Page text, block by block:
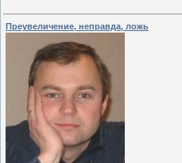
Преувеличение, неправда, ложь